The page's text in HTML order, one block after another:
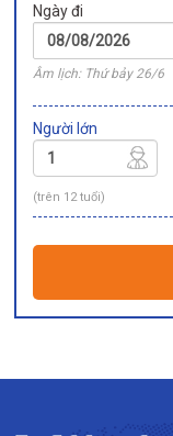
Ngày đi
Âm lịch: Thứ bảy 26/6
Người lớn
(trên 12 tuổi)